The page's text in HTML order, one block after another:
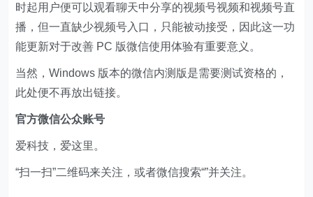
时起用户便可以观看聊天中分享的视频号视频和视频号直
播，但一直缺少视频号入口，只能被动接受，因此这一功
能更新对于改善 PC 版微信使用体验有重要意义 。
当然，Windows 版本的微信内测版是需要测试资格的，
此处便不再放出链接。
官方微信公众账号
爱科技，爱这里。
“扫一扫”二维码来关注，或者微信搜索“”并关注。